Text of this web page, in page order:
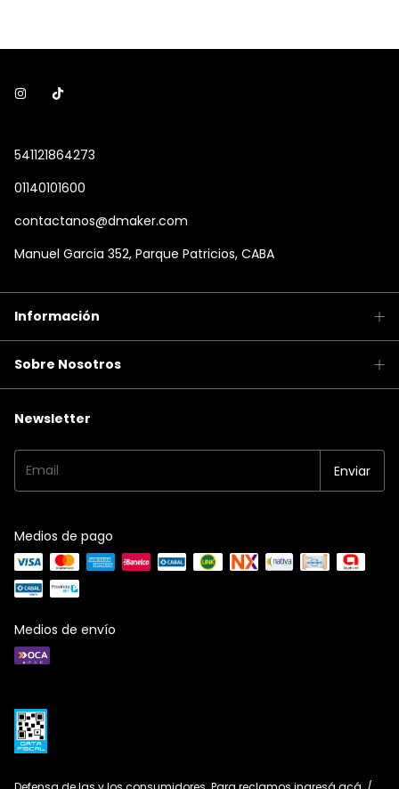
541121864273
01140101600
contactanos@dmaker.com
Manuel Garcia 352, Parque Patricios, CABA
Información
Sobre Nosotros
Newsletter
Medios de pago
Medios de envío